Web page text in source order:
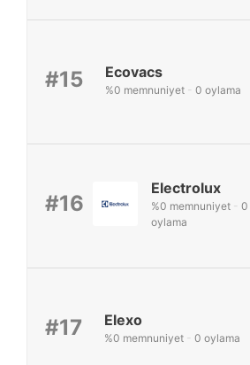
#15 Ecovacs
%0 memnuniyet - 0 oylama
#16
Electrolux
%0 memnuniyet - 0
oylama
#17 Elexo
%0 memnuniyet - 0 oylama